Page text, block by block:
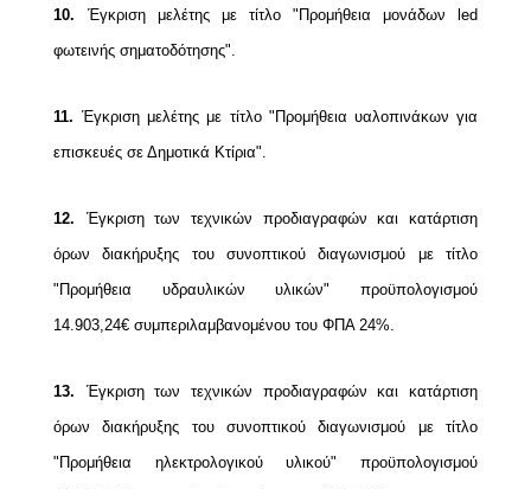
10.
Έγκριση μελέτης με τίτλο "Προμήθεια μονάδων led
φωτεινής σηματοδότησης".
11. Έγκριση μελέτης με τίτλο "Προμήθεια υαλοπινάκων για
επισκευές σε Δημοτικά Κτίρια".
12.
Έγκριση των τεχνικών προδιαγραφών και κατάρτιση
όρων διακήρυξης του συνοπτικού διαγωνισμού με τίτλο
"Προμήθεια υδραυλικών υλικών" προϋπολογισμού
14.903,24€ συμπεριλαμβανομένου του ΦΠΑ 24%.
13.
Έγκριση των τεχνικών προδιαγραφών και κατάρτιση
όρων διακήρυξης του συνοπτικού διαγωνισμού με τίτλο
"Προμήθεια ηλεκτρολογικού υλικού" προϋπολογισμού